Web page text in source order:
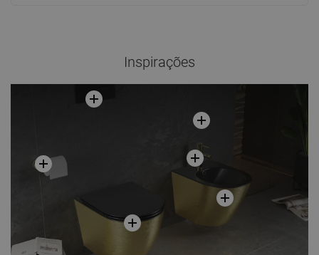
Inspirações